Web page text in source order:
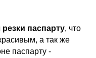
паспарту, что
а так же
паспарту -